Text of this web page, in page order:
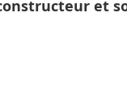
et